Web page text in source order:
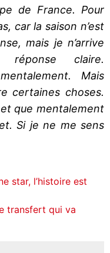
de France. Pour
car la saison n’est
mais je n’arrive
claire.
Mais
certaines choses.
que mentalement
Si je ne me sens
star, l’histoire est
transfert qui va